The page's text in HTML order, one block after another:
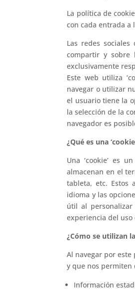
La política de
con cada entrada a
Las redes
compartir y sobre
exclusivamente
Este web utiliza
navegar o utilizar
el usuario tiene la
la selección de la
navegador es
¿Qué es una
Una ‘cookie’ es
almacenan en el
tableta, etc. Estos
idioma y las
útil al personalizar
experiencia del uso
¿Cómo se utilizan
Al navegar por este
y que nos permiten
Información